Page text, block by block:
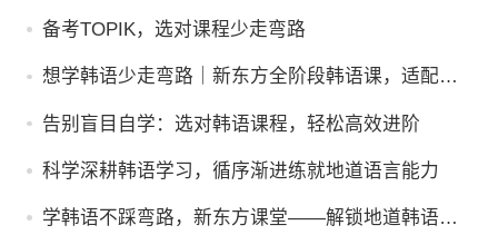
备考TOPIK，选对课程少走弯路
想学韩语少走弯路｜新东方全阶段韩语课，适配留
告别盲目自学：选对韩语课程，轻松高效进阶
科学深耕韩语学习，循序渐进练就地道语言能力
学韩语不踩弯路，新东方课堂——解锁地道韩语能